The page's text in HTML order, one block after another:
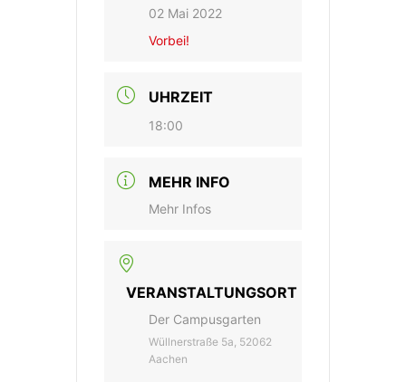
02 Mai 2022
Vorbei!
UHRZEIT
18:00
MEHR INFO
Mehr Infos
VERANSTALTUNGSORT
Der Campusgarten
Wüllnerstraße 5a, 52062
Aachen